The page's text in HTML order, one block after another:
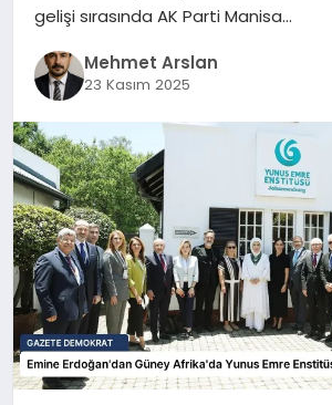
DÜNYA
YAŞAM
gelişi sırasında AK Parti Manisa…
Mehmet Arslan
23 Kasım 2025